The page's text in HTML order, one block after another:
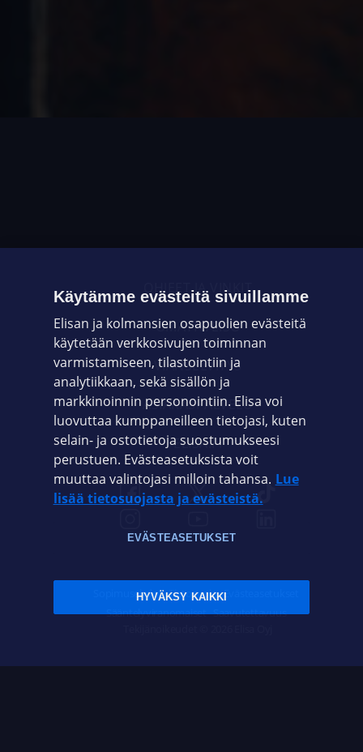
OHJEET JA VINKIT
OMAYHTEISÖ
VIANSELVITYS
ASIAKASPALVELU
ELISA.FI
Sopimusehdot Tietosuoja Evästeasetukset
Sääntelyviranomaiset Saavutettavuus
Käytämme evästeitä sivuillamme
Elisan ja kolmansien osapuolien evästeitä
käytetään verkkosivujen toiminnan
varmistamiseen, tilastointiin ja
analytiikkaan, sekä sisällön ja
markkinoinnin personointiin. Elisa voi
luovuttaa kumppaneilleen tietojasi, kuten
selain- ja ostotietoja suostumukseesi
perustuen. Evästeasetuksista voit
muuttaa valintojasi milloin tahansa. Lue
lisää tietosuojasta ja evästeistä.
EVÄSTEASETUKSET
HYVÄKSY KAIKKI